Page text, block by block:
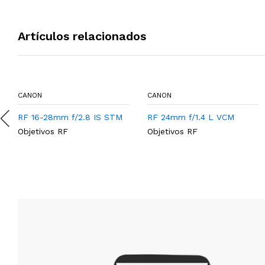
Artículos relacionados
CANON
RF 16-28mm f/2.8 IS STM
Objetivos RF
CANON
RF 24mm f/1.4 L VCM
Objetivos RF